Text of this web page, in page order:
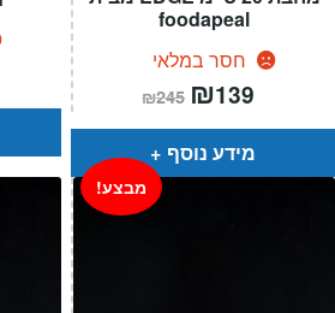
foodapeal
חסר במלאי
₪245 המחיר
המקורי
היה:
₪245.
₪139
הוא:
מידע נוסף
מבצע!